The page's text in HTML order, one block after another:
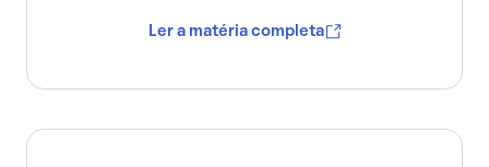
Ler a matéria completa